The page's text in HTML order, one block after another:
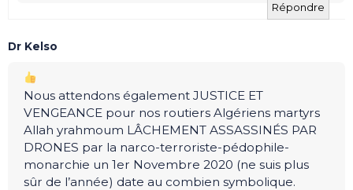
Répondre
Dr Kelso
Nous attendons également JUSTICE ET
VENGEANCE pour nos routiers Algériens martyrs
Allah yrahmoum LÂCHEMENT ASSASSINÉS PAR
DRONES par la narco-terroriste-pédophile-
monarchie un 1er Novembre 2020 (ne suis plus
sûr de l’année) date au combien symbolique.